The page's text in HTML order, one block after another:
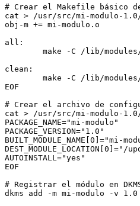
# Crear el Makefile básico
cat > /usr/src/mi-modulo-
obj-m += mi-modulo.o
all:
clean:
EOF
# Crear el archivo de
cat > /usr/src/mi-modulo-1.0/
PACKAGE_NAME="mi-modulo"
PACKAGE_VERSION="1.0"
BUILT_MODULE_NAME[0]="mi-
DEST_MODULE_LOCATION[0]="/
AUTOINSTALL="yes"
EOF
# Registrar el módulo en
dkms add -m mi-modulo -v 1.0